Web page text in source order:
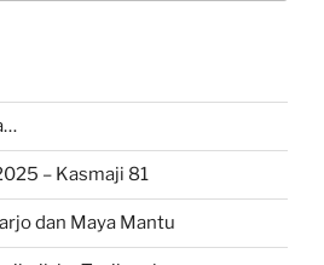
– Kasmaji 81
dan Maya Mantu